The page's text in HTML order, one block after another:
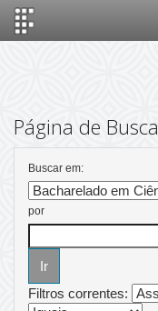
Página de Busca
Buscar em:
por
Filtros correntes: